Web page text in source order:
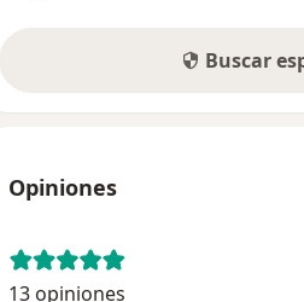
Buscar
Opiniones
13 opiniones